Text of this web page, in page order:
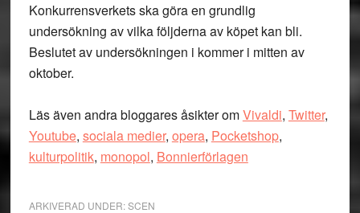
Konkurrensverkets ska göra en grundlig
undersökning av vilka följderna av köpet kan bli.
Beslutet av undersökningen i kommer i mitten av
oktober.
Läs även andra bloggares åsikter omVivaldi, Twitter,
Youtube, sociala medier, opera, Pocketshop,
kulturpolitik, monopol, Bonnierförlagen
ARKIVERAD UNDER:SCEN